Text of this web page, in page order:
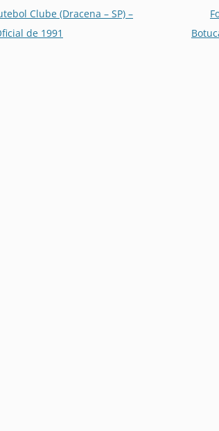
Clube (Dracena – SP) –
de 1991